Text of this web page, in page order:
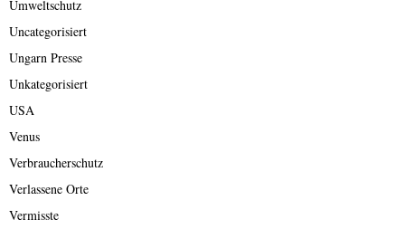
Umweltschutz
Uncategorisiert
Ungarn Presse
Unkategorisiert
USA
Venus
Verbraucherschutz
Verlassene Orte
Vermisste